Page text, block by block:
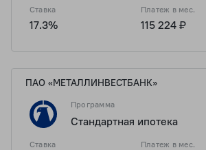
Ставка
17.3%
Платеж в мес.
115 224 ₽
ПАО «МЕТАЛЛИНВЕСТБАНК»
Программа
Стандартная ипотека
Ставка Платеж в мес.